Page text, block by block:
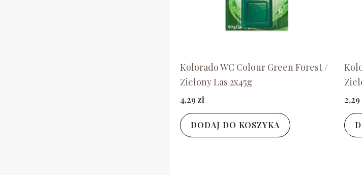
Kolorado WC Colour Green Forest /
Zielony Las 2x45g
4,29zł
DODAJ DO KOSZYKA
2,29